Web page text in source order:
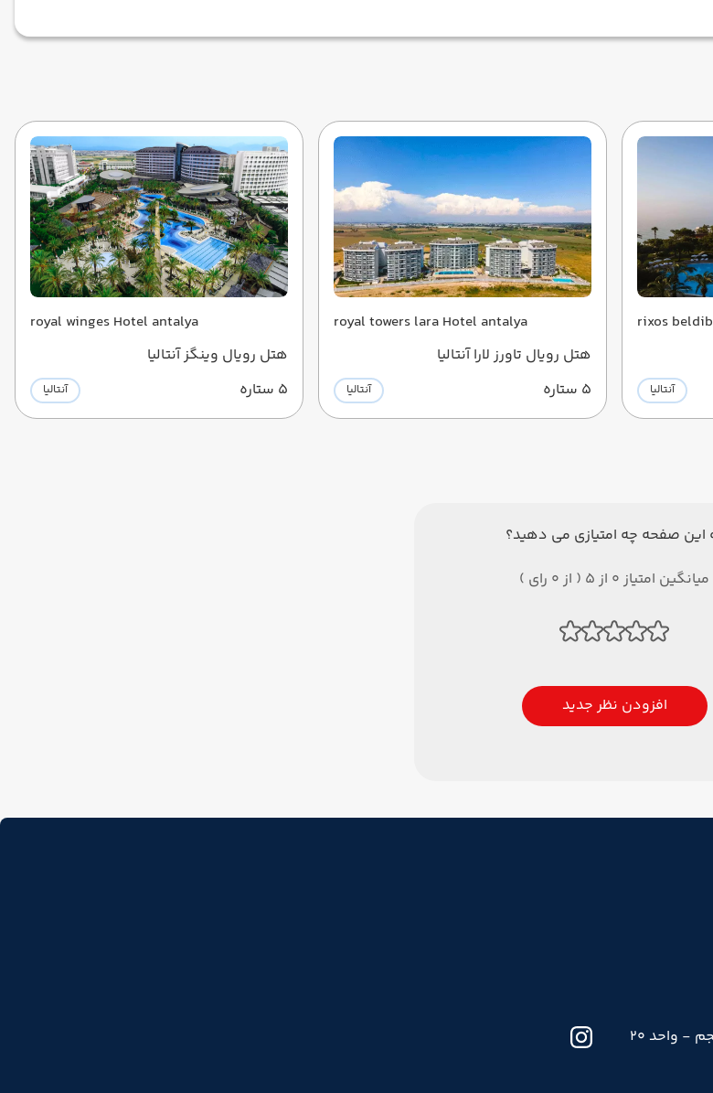
rixos
آنتالیا
royal towers lara Hotel antalya
هتل رویال تاورز لارا آنتالیا
5 ستاره
آنتالیا
royal winges Hotel antalya
هتل رویال وینگز آنتالیا
5 ستاره
آنتالیا
این صفحه چه امتیازی می دهید؟
میانگین امتیاز 0 از 5 ( از 0 رای )
افزودن نظر جدید